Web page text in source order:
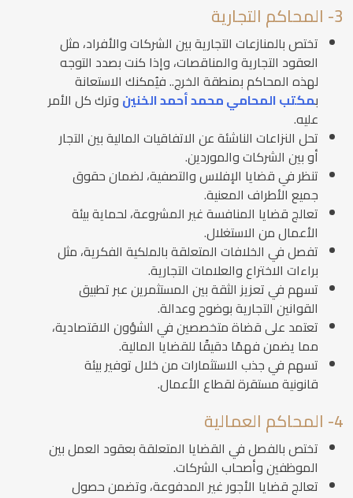
3- المحاكم التجارية
تختص بالمنازعات التجارية بين الشركات والأفراد، مثل
العقود التجارية والمناقصات، وإذا كنت بصدد التوجه
لهذه المحاكم بمنطقة الخرج.. فيُمكنك الاستعانة
بمكتب المحامي محمد أحمد الخنين وترك كل الأمر
عليه.
تحل النزاعات الناشئة عن الاتفاقيات المالية بين التجار
أو بين الشركات والموردين.
تنظر في قضايا الإفلاس والتصفية، لضمان حقوق
جميع الأطراف المعنية.
تعالج قضايا المنافسة غير المشروعة، لحماية بيئة
الأعمال من الاستغلال.
تفصل في الخلافات المتعلقة بالملكية الفكرية، مثل
براءات الاختراع والعلامات التجارية.
تسهم في تعزيز الثقة بين المستثمرين عبر تطبيق
القوانين التجارية بوضوح وعدالة.
تعتمد على قضاة متخصصين في الشؤون الاقتصادية،
مما يضمن فهمًا دقيقًا للقضايا المالية.
تسهم في جذب الاستثمارات من خلال توفير بيئة
قانونية مستقرة لقطاع الأعمال.
4- المحاكم العمالية
تختص بالفصل في القضايا المتعلقة بعقود العمل بين
الموظفين وأصحاب الشركات.
تعالج قضايا الأجور غير المدفوعة، وتضمن حصول